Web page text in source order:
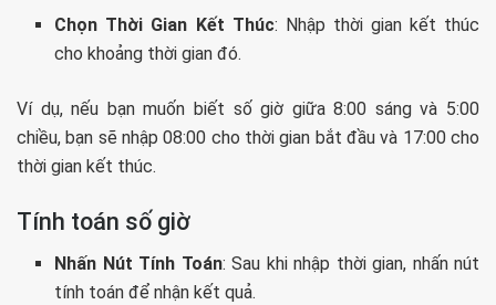
Chọn Thời Gian Kết Thúc: Nhập thời gian kết thúc
cho khoảng thời gian đó.
Ví dụ, nếu bạn muốn biết số giờ giữa 8:00 sáng và 5:00
chiều, bạn sẽ nhập 08:00 cho thời gian bắt đầu và 17:00 cho
thời gian kết thúc.
Tính toán số giờ
Nhấn Nút Tính Toán: Sau khi nhập thời gian, nhấn nút
tính toán để nhận kết quả.